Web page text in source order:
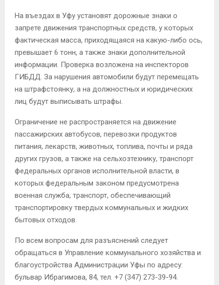
На въездах в Уфу установят дорожные знаки о
запрете движения транспортных средств, у которых
фактическая масса, приходящаяся на какую-либо ось,
превышает 6 тонн, а также знаки дополнительной
информации. Проверка возложена на инспекторов
ГИБДД. За нарушения автомобили будут перемещать
на штрафстоянку, а на должностных и юридических
лиц будут выписывать штрафы.
Ограничение не распространяется на движение
пассажирских автобусов, перевозки продуктов
питания, лекарств, животных, топлива, почты и ряда
других грузов, а также на сельхозтехнику, транспорт
федеральных органов исполнительной власти, в
которых федеральным законом предусмотрена
военная служба, транспорт, обеспечивающий
транспортировку твердых коммунальных и жидких
бытовых отходов.
По всем вопросам для разъяснений следует
обращаться в Управление коммунального хозяйства и
благоустройства Администрации Уфы по адресу:
бульвар Ибрагимова, 84, тел. +7 (347) 273-39-94.